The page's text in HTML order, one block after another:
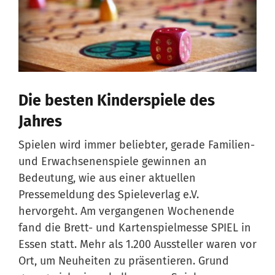
Die besten Kinderspiele des
Jahres
Spielen wird immer beliebter, gerade Familien-
und Erwachsenenspiele gewinnen an
Bedeutung, wie aus einer aktuellen
Pressemeldung des Spieleverlag e.V.
hervorgeht. Am vergangenen Wochenende
fand die Brett- und Kartenspielmesse SPIEL in
Essen statt. Mehr als 1.200 Aussteller waren vor
Ort, um Neuheiten zu präsentieren. Grund